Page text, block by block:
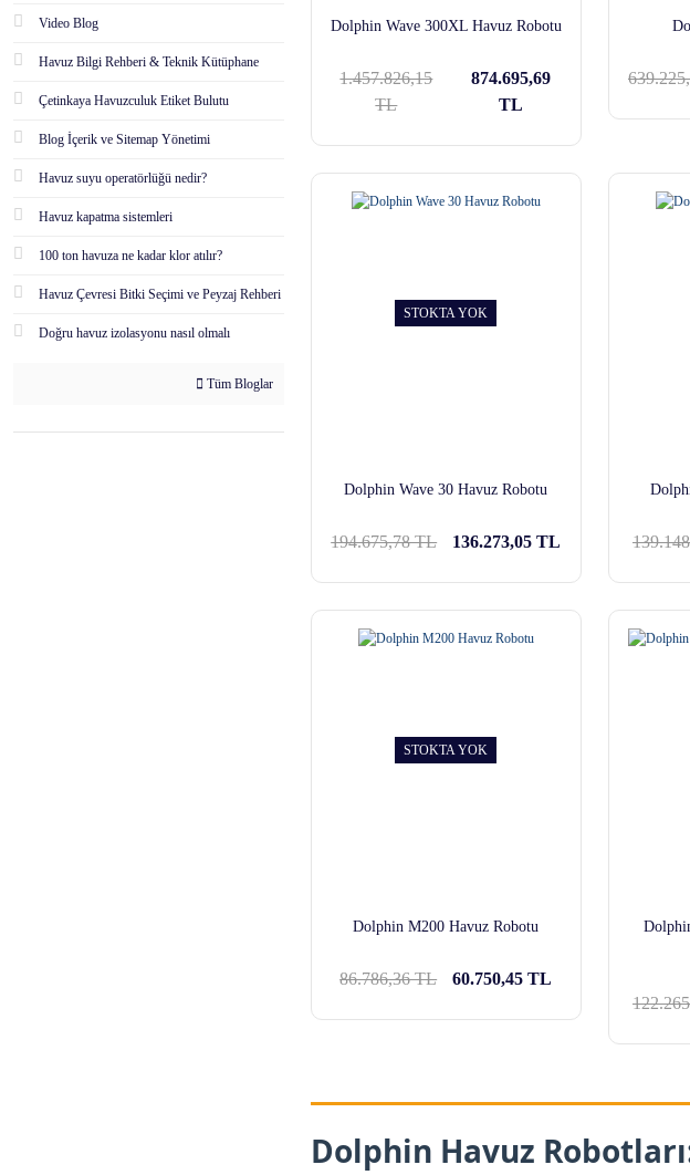
Video Blog
Havuz Bilgi Rehberi & Teknik Kütüphane
Çetinkaya Havuzculuk Etiket Bulutu
Blog İçerik ve Sitemap Yönetimi
Havuz suyu operatörlüğü nedir?
Havuz kapatma sistemleri
100 ton havuza ne kadar klor atılır?
Havuz Çevresi Bitki Seçimi ve Peyzaj Rehberi
Doğru havuz izolasyonu nasıl olmalı
Tüm Bloglar
Dolphin Wave 300XL Havuz Robotu
1.457.826,15
TL
874.695,69
TL
STOKTA YOK
Dolphin Wave 30 Havuz Robotu
194.675,78 TL 136.273,05 TL
STOKTA YOK
Dolphin M200 Havuz Robotu
86.786,36 TL 60.750,45 TL
Dolphin Havuz